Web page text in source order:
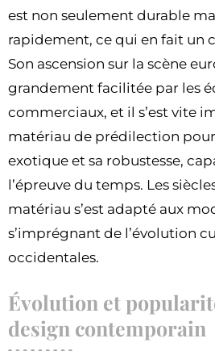
est non seulement durable
rapidement, ce qui en fait un
Son ascension sur la scène
grandement facilitée par les
commerciaux, et il s’est vite
matériau de prédilection
exotique et sa robustesse,
l’épreuve du temps. Les
matériau s’est adapté aux
s’imprégnant de l’évolution
occidentales.
Évolution et
design contemporain